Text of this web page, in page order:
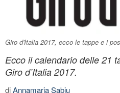
Giro d'Italia 2017, ecco le tappe e i
Ecco il calendario delle 21
Giro d’Italia 2017.
diAnnamaria Sabiu